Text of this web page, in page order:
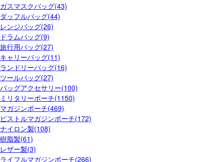
ガスマスクバッグ(43)
ダッフルバッグ(44)
レンジバッグ(26)
ドラムバッグ(9)
旅行用バッグ(27)
キャリーバッグ(11)
ランドリーバッグ(16)
ツールバッグ(27)
バッグアクセサリー(100)
ミリタリーポーチ(1150)
マガジンポーチ(469)
ピストルマガジンポーチ(172)
ナイロン製(108)
樹脂製(61)
レザー製(3)
ライフルマガジンポーチ(266)